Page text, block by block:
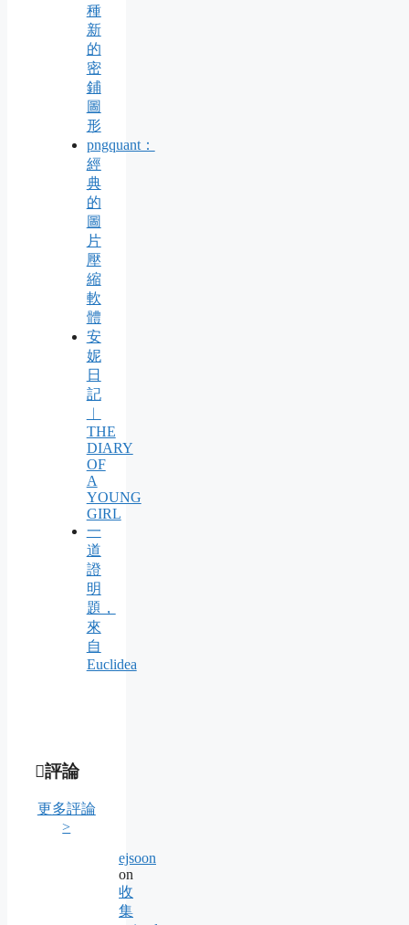
種
新
的
密
鋪
圖
形
pngquant：
經
典
的
圖
片
壓
縮
軟
體
安
妮
日
記
︱
THE
DIARY
OF
A
YOUNG
GIRL
一
道
證
明
題，
來
自
Euclidea
評論
更多評論
>
ejsoon
on
收
集